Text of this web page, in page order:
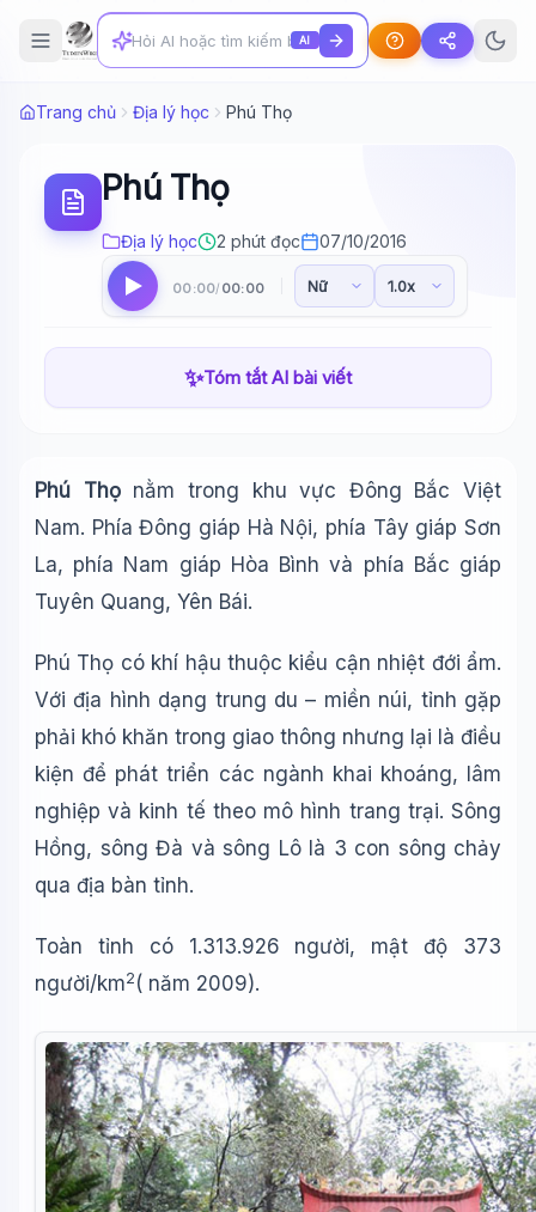
AI
Trang chủ Địa lý học Phú Thọ
Phú Thọ
Địa lý học 2 phút đọc 07/10/2016
00:00/ 00:00
✨Tóm tắt AI bài viết
Phú Thọnằm trong khu vực Đông Bắc Việt
Nam. Phía Đông giáp Hà Nội, phía Tây giáp Sơn
La, phía Nam giáp Hòa Bình và phía Bắc giáp
Tuyên Quang, Yên Bái.
Phú Thọ có khí hậu thuộc kiểu cận nhiệt đới ẩm.
Với địa hình dạng trung du – miền núi, tỉnh gặp
phải khó khăn trong giao thông nhưng lại là điều
kiện để phát triển các ngành khai khoáng, lâm
nghiệp và kinh tế theo mô hình trang trại. Sông
Hồng, sông Đà và sông Lô là 3 con sông chảy
qua địa bàn tỉnh.
Toàn tỉnh có 1.313.926 người, mật độ 373
người/km2 ( năm 2009).